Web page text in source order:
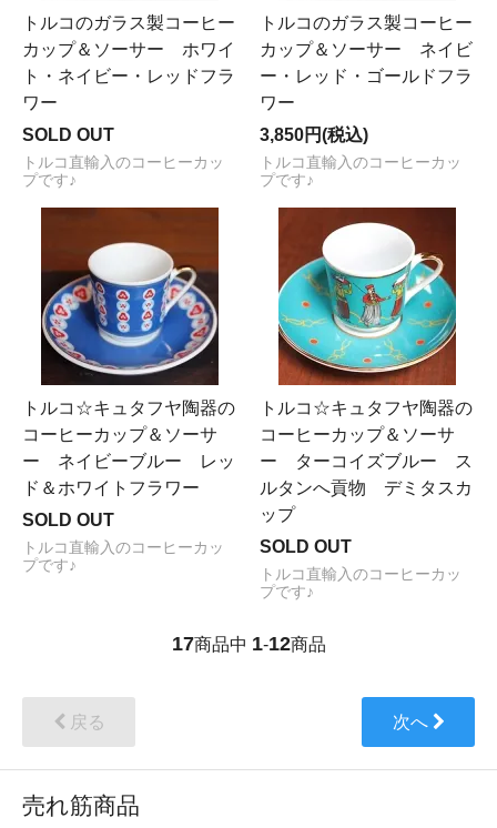
トルコのガラス製コーヒー
カップ＆ソーサー ホワイ
ト・ネイビー・レッドフラ
ワー
SOLD OUT
トルコ直輸入のコーヒーカッ
プです♪
トルコのガラス製コーヒー
カップ＆ソーサー ネイビ
ー・レッド・ゴールドフラ
ワー
3,850円(税込)
トルコ直輸入のコーヒーカッ
プです♪
トルコ☆キュタフヤ陶器の
コーヒーカップ＆ソーサ
ー ネイビーブルー レッ
ド＆ホワイトフラワー
SOLD OUT
トルコ直輸入のコーヒーカッ
プです♪
トルコ☆キュタフヤ陶器の
コーヒーカップ＆ソーサ
ー ターコイズブルー ス
ルタンへ貢物 デミタスカ
ップ
SOLD OUT
トルコ直輸入のコーヒーカッ
プです♪
17商品中 1-12商品
戻る 次へ
売れ筋商品